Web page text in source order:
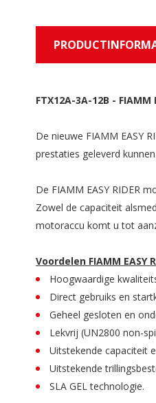
FTX12A-3A-12B - FIAMM
De nieuwe FIAMM EASY
prestaties geleverd
De FIAMM EASY RIDER
Zowel de capaciteit
motoraccu komt u tot
Voordelen FIAMM EASY
Hoogwaardige
Direct gebruiks en
Geheel gesloten en
Lekvrij (UN2800 non-
Uitstekende capaciteit
Uitstekende
SLA GEL technologie.